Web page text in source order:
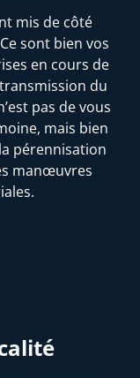
mis de côté
sont bien vos
en cours de
du
pas de vous
mais bien
pérennisation
manœuvres